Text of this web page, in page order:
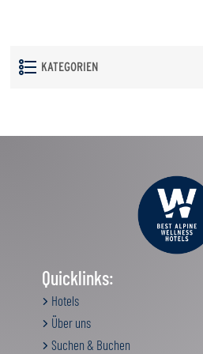
KATEGORIEN
Quicklinks:
Hotels
Über uns
Suchen & Buchen